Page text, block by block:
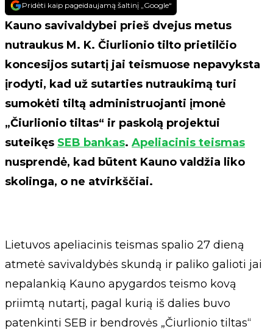
Pridėti kaip pageidaujamą šaltinį „Google“
Kauno savivaldybei prieš dvejus metus
nutraukus M. K. Čiurlionio tilto prietilčio
koncesijos sutartį jai teismuose nepavyksta
įrodyti, kad už sutarties nutraukimą turi
sumokėti tiltą administruojanti įmonė
„Čiurlionio tiltas“ ir paskolą projektui
suteikęs SEB bankas. Apeliacinis teismas
nusprendė, kad būtent Kauno valdžia liko
skolinga, o ne atvirkščiai.
Lietuvos apeliacinis teismas spalio 27 dieną
atmetė savivaldybės skundą ir paliko galioti jai
nepalankią Kauno apygardos teismo kovą
priimtą nutartį, pagal kurią iš dalies buvo
patenkinti SEB ir bendrovės „Čiurlionio tiltas“